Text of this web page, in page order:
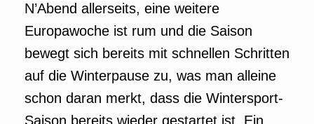
N’Abend allerseits, eine weitere
Europawoche ist rum und die Saison
bewegt sich bereits mit schnellen Schritten
auf die Winterpause zu, was man alleine
schon daran merkt, dass die Wintersport-
Saison bereits wieder gestartet ist. Ein